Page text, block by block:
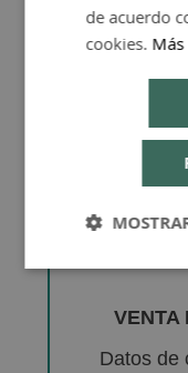
VENTA
Datos de
de acuerdo
cookies.